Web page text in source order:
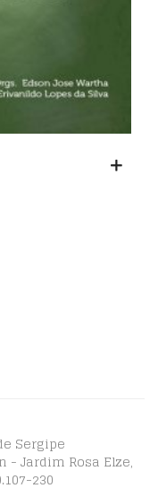
Sergipe
- Jardim Rosa Elze,
230